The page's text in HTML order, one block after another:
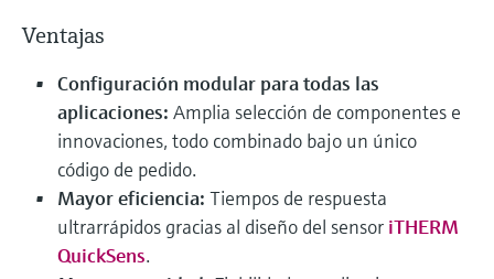
Ventajas
Configuración modular para todas las
aplicaciones: Amplia selección de componentes e
innovaciones, todo combinado bajo un único
código de pedido.
Mayor eficiencia: Tiempos de respuesta
ultrarrápidos gracias al diseño del sensor iTHERM
QuickSens.